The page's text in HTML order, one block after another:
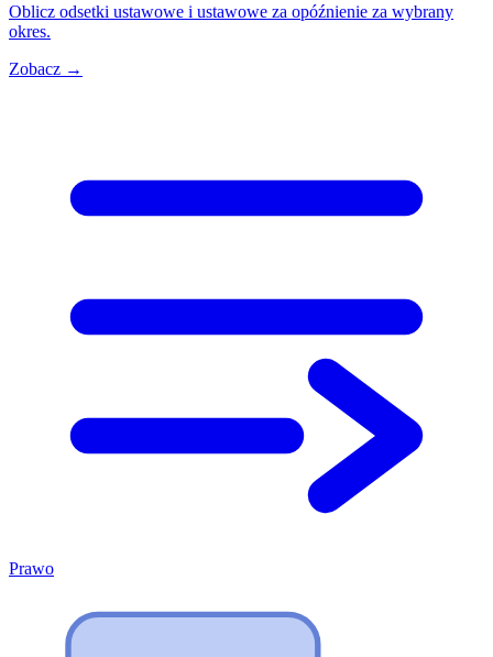
Oblicz odsetki ustawowe i ustawowe za opóźnienie za wybrany
okres.
Zobacz →
Prawo